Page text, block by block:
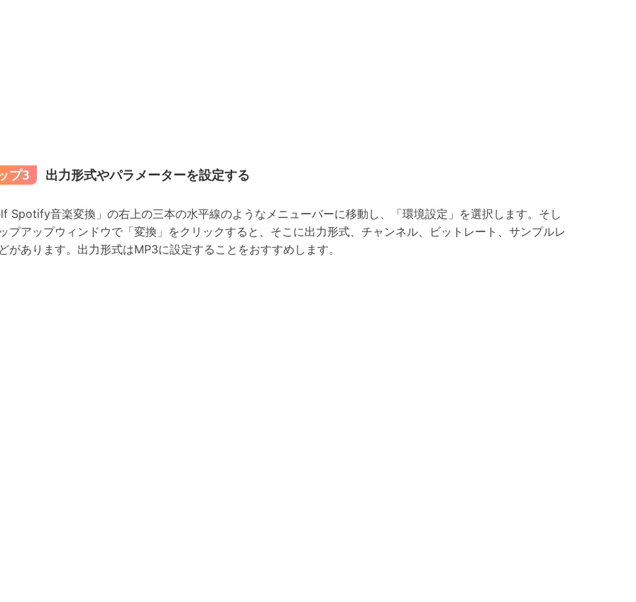
プ3 出力形式やパラメーターを設定する
Spotify音楽変換」の右上の三本の水平線のようなメニューバーに移動し、「環境設定」を選択します。そし
プアップウィンドウで「変換」をクリックすると、そこに出力形式、チャンネル、ビットレート、サンプルレ
があります。出力形式はMP3に設定することをおすすめします。